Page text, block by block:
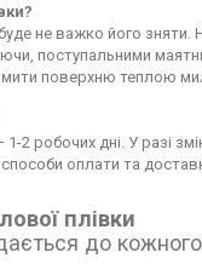
не важко його
поступальними
поверхню теплою
2 робочих дні. У разі
оплати та
плівки
до